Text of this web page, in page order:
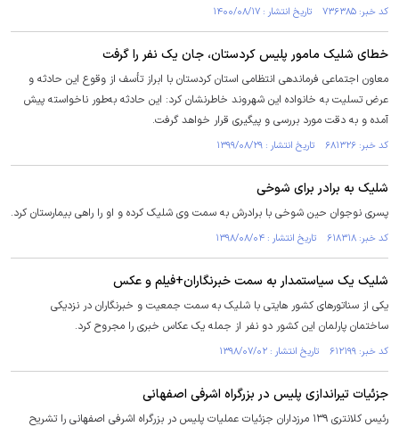
کد خبر: ۷۳۶۳۸۵ تاریخ انتشار : ۱۴۰۰/۰۸/۱۷
خطای شلیک مامور پلیس کردستان، جان یک نفر را گرفت
معاون اجتماعی فرماندهی انتظامی استان کردستان با ابراز تأسف از وقوع این حادثه و
عرض تسلیت به خانواده این شهروند خاطرنشان کرد: این حادثه به‌طور ناخواسته پیش
آمده و به دقت مورد بررسی و پیگیری قرار خواهد گرفت.
کد خبر: ۶۸۱۳۲۶ تاریخ انتشار : ۱۳۹۹/۰۸/۲۹
شلیک به برادر برای شوخی
پسری نوجوان حین شوخی با برادرش به سمت وی شلیک کرده و او را راهی بیمارستان کرد.
کد خبر: ۶۱۸۳۱۸ تاریخ انتشار : ۱۳۹۸/۰۸/۰۴
شلیک یک سیاستمدار به سمت خبرنگاران+فیلم و عکس
یکی از سناتورهای کشور هایتی با شلیک به سمت جمعیت و خبرنگاران در نزدیکی
ساختمان پارلمان این کشور دو نفر از جمله یک عکاس خبری را مجروح کرد.
کد خبر: ۶۱۲۱۹۹ تاریخ انتشار : ۱۳۹۸/۰۷/۰۲
جزئیات تیراندازی پلیس در بزرگراه اشرفی اصفهانی
رئیس کلانتری ۱۳۹ مرزداران جزئیات عملیات پلیس در بزرگراه اشرفی اصفهانی را تشریح